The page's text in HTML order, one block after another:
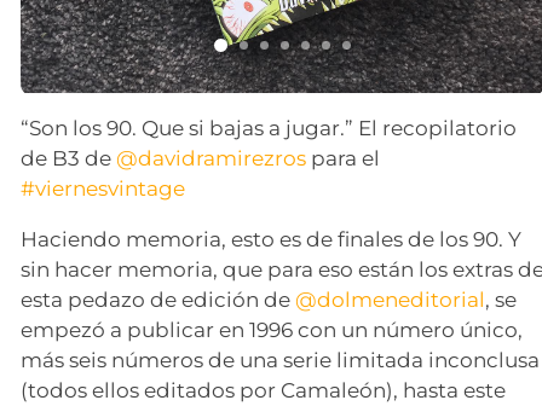
“Son los 90. Que si bajas a jugar.” El recopilatorio
de B3 de @davidramirezros para el
#viernesvintage
Haciendo memoria, esto es de finales de los 90. Y
sin hacer memoria, que para eso están los extras
esta pedazo de edición de @dolmeneditorial, se
empezó a publicar en 1996 con un número único,
más seis números de una serie limitada inconclusa
(todos ellos editados por Camaleón), hasta este